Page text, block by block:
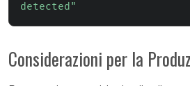
detected"
Considerazioni per la